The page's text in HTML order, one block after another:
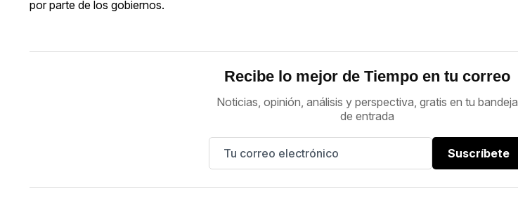
por parte de los gobiernos.
Recibe lo mejor de Tiempo en tu correo
Noticias, opinión, análisis y perspectiva, gratis en tu bandeja
de entrada
Suscríbete